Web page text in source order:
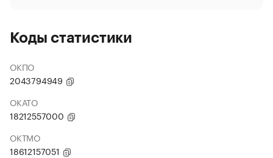
Коды статистики
ОКПО
2043794949
ОКАТО
18212557000
ОКТМО
18612157051